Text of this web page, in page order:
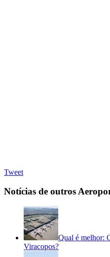
Tweet
Notícias de outros
Qual é melhor:
Viracopos?